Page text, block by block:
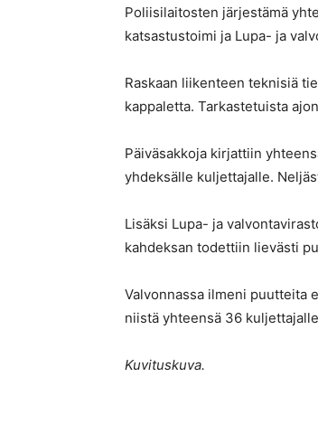
Poliisilaitosten järjestämä
katsastustoimi ja Lupa- ja
Raskaan liikenteen teknisiä
kappaletta. Tarkastetuista
Päiväsakkoja kirjattiin
yhdeksälle kuljettajalle.
Lisäksi Lupa- ja
kahdeksan todettiin lievästi
Valvonnassa ilmeni puutteita
niistä yhteensä 36
Kuvituskuva.